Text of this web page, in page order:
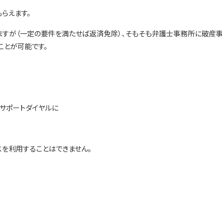
えます。
が（一定の要件を満たせば返済免除）、そもそも弁護士事務所に破産
が可能です。
ポートダイヤルに
利用することはできません。